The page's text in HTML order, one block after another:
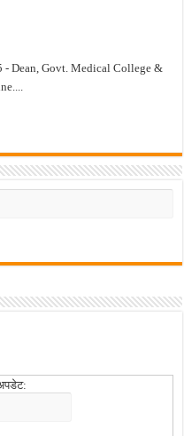
Dean, Govt. Medical College &